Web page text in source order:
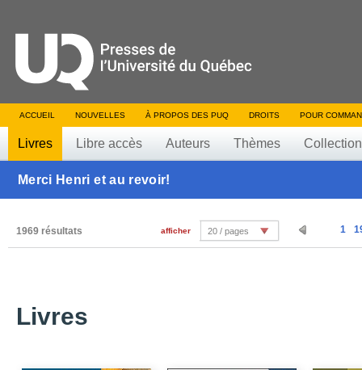
ACCUEIL NOUVELLES À PROPOS DES PUQ DROITS POUR
Livres Libre accès Auteurs Thèmes
Merci Henri et au revoir!
1969 résultats 1
afficher 20 / pages
Livres